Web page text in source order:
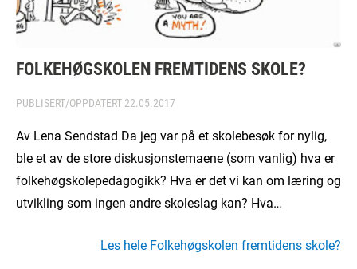
FOLKEHØGSKOLEN FREMTIDENS SKOLE?
PUBLISERT/OPPDATERT 22.05.2017
Av Lena Sendstad Da jeg var på et skolebesøk for nylig,
ble et av de store diskusjonstemaene (som vanlig) hva er
folkehøgskolepedagogikk? Hva er det vi kan om læring og
utvikling som ingen andre skoleslag kan? Hva…
Les hele Folkehøgskolen fremtidens skole?